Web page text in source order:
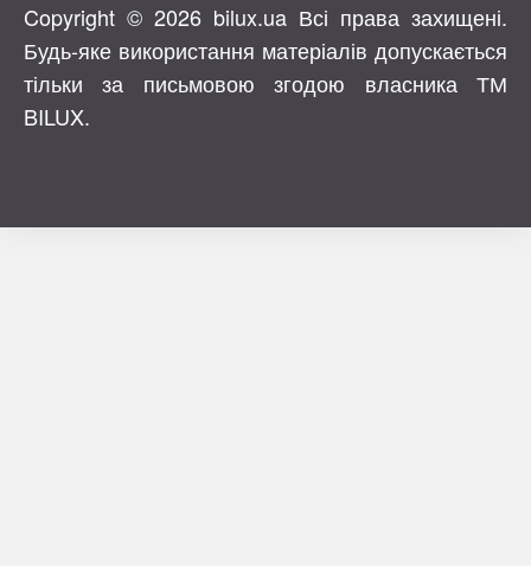
Copyright © 2026 bilux.ua Всі права захищені.
Будь-яке використання матеріалів допускається
тільки за письмовою згодою власника ТМ
BILUX.